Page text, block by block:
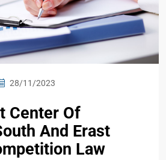
28/11/2023
Center Of
And Erast
Law